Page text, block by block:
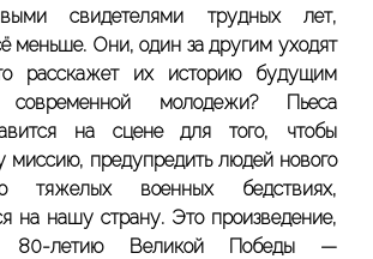
свидетелями трудных лет,
меньше. Они, один за другим уходят
расскажет их историю будущим
современной молодежи? Пьеса
на сцене для того, чтобы
миссию, предупредить людей нового
тяжелых военных бедствиях,
на нашу страну. Это произведение,
80-летию Великой Победы —